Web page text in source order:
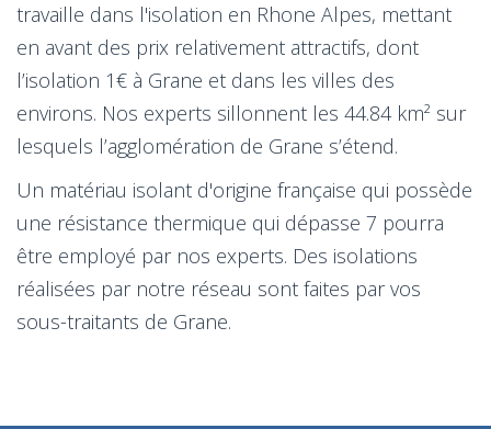
travaille dans l'isolation en Rhone Alpes, mettant
en avant des prix relativement attractifs, dont
l’isolation 1€ à Grane et dans les villes des
environs. Nos experts sillonnent les 44.84 km² sur
lesquels l’agglomération de Grane s’étend.
Un matériau isolant d'origine française qui possède
une résistance thermique qui dépasse 7 pourra
être employé par nos experts. Des isolations
réalisées par notre réseau sont faites par vos
sous-traitants de Grane.